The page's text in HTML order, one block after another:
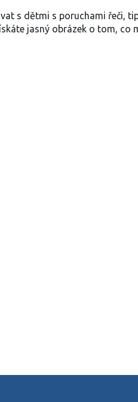
s dětmi s poruchami řeči,
jasný obrázek o tom, co